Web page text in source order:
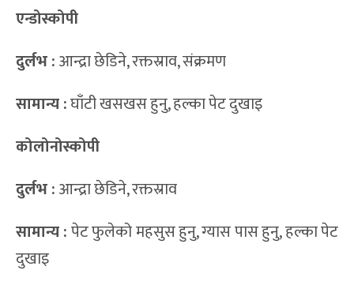
एन्डोस्कोपी
दुर्लभ :आन्द्रा छेडिने, रक्तस्राव, संक्रमण
सामान्य :घाँटी खसखस हुनु, हल्का पेट दुखाइ
कोलोनोस्कोपी
दुर्लभ :आन्द्रा छेडिने, रक्तस्राव
सामान्य :पेट फुलेको महसुस हुनु, ग्यास पास हुनु, हल्का पेट
दुखाइ